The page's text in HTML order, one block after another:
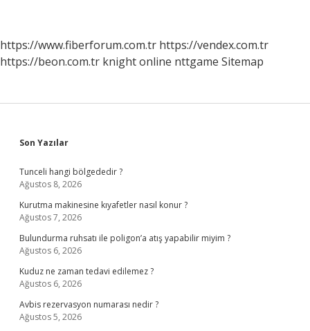
https://www.fiberforum.com.tr https://vendex.com.tr
https://beon.com.tr knight online nttgame Sitemap
Sidebar
Son Yazılar
Tunceli hangi bölgededir ?
Ağustos 8, 2026
Kurutma makinesine kıyafetler nasıl konur ?
Ağustos 7, 2026
Bulundurma ruhsatı ile poligon’a atış yapabilir miyim ?
Ağustos 6, 2026
Kuduz ne zaman tedavi edilemez ?
Ağustos 6, 2026
Avbis rezervasyon numarası nedir ?
Ağustos 5, 2026